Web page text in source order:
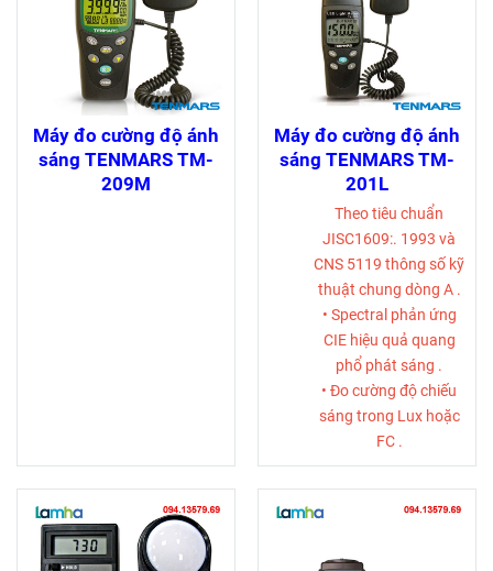
Máy đo cường độ ánh
sáng TENMARS TM-
209M
Máy đo cường độ ánh
sáng TENMARS TM-
201L
Theo tiêu chuẩn
JISC1609:. 1993 và
CNS 5119 thông số kỹ
thuật chung dòng A .
• Spectral phản ứng
CIE hiệu quả quang
phổ phát sáng .
• Đo cường độ chiếu
sáng trong Lux hoặc
FC .